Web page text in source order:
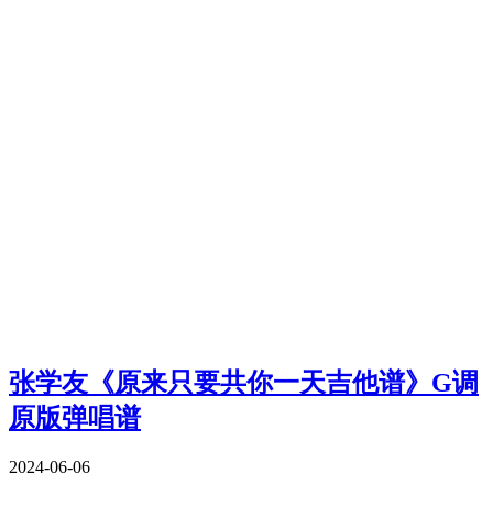
张学友《原来只要共你一天吉他谱》G调
原版弹唱谱
2024-06-06